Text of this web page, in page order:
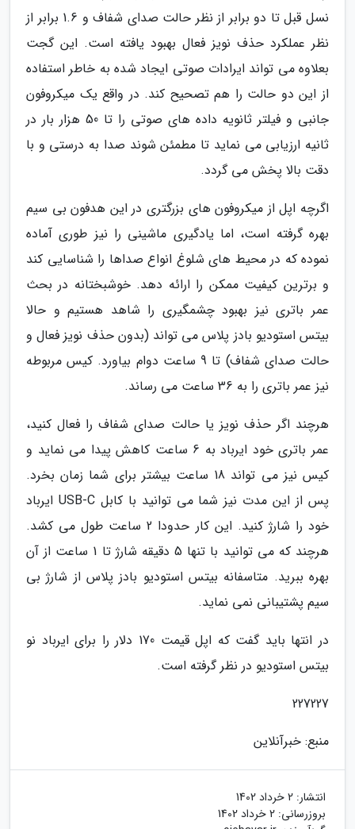
نسل قبل تا دو برابر از نظر حالت صدای شفاف و 1.6 برابر از
نظر عملکرد حذف نویز فعال بهبود یافته است. این گجت
بعلاوه می تواند ایرادات صوتی ایجاد شده به خاطر استفاده
از این دو حالت را هم تصحیح کند. در واقع یک میکروفون
جانبی و فیلتر ثانویه داده های صوتی را تا 50 هزار بار در
ثانیه ارزیابی می نماید تا مطمئن شوند صدا به درستی و با
دقت بالا پخش می گردد.
اگرچه اپل از میکروفون های بزرگتری در این هدفون بی سیم
بهره گرفته است، اما یادگیری ماشینی را نیز طوری آماده
نموده که در محیط های شلوغ انواع صداها را شناسایی کند
و برترین کیفیت ممکن را ارائه دهد. خوشبختانه در بحث
عمر باتری نیز بهبود چشمگیری را شاهد هستیم و حالا
بیتس استودیو بادز پلاس می تواند (بدون حذف نویز فعال و
حالت صدای شفاف) تا 9 ساعت دوام بیاورد. کیس مربوطه
نیز عمر باتری را به 36 ساعت می رساند.
هرچند اگر حذف نویز یا حالت صدای شفاف را فعال کنید،
عمر باتری خود ایرباد به 6 ساعت کاهش پیدا می نماید و
کیس نیز می تواند 18 ساعت بیشتر برای شما زمان بخرد.
پس از این مدت نیز شما می توانید با کابل USB-C ایرباد
خود را شارژ کنید. این کار حدودا 2 ساعت طول می کشد.
هرچند که می توانید با تنها 5 دقیقه شارژ تا 1 ساعت از آن
بهره ببرید. متاسفانه بیتس استودیو بادز پلاس از شارژ بی
سیم پشتیبانی نمی نماید.
در انتها باید گفت که اپل قیمت 170 دلار را برای ایرباد نو
بیتس استودیو در نظر گرفته است.
227227
منبع: خبرآنلاین
انتشار: 2 خرداد 1402
بروزرسانی: 2 خرداد 1402